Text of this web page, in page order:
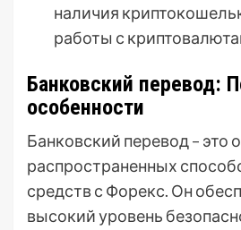
наличия
работы с
Банковский перевод:
особенности
Банковский перевод – это
распространенных
средств с Форекс. Он
высокий уровень